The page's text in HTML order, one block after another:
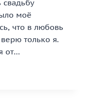
свадьбу
моё
что в любовь
только я.
от…